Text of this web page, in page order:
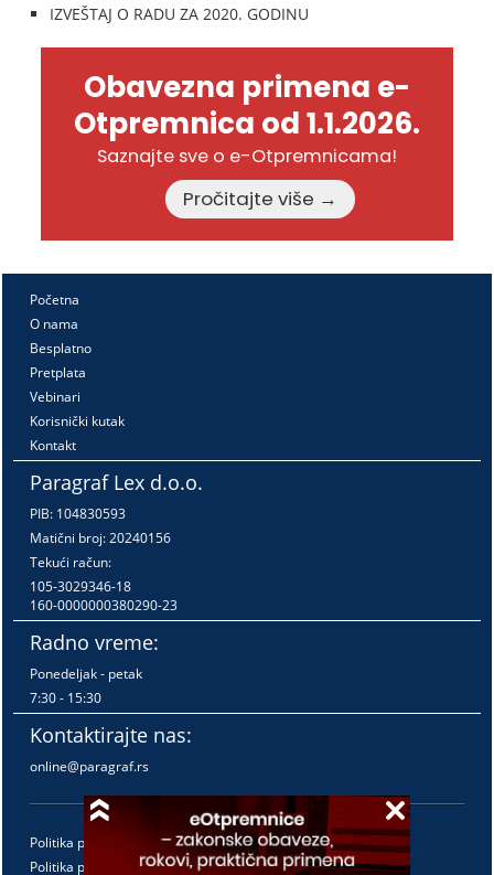
IZVEŠTAJ O RADU ZA 2020. GODINU
Obavezna primena e-
Otpremnica od 1.1.2026.
Saznajte sve o e-Otpremnicama!
Pročitajte više →
Početna
O nama
Besplatno
Pretplata
Vebinari
Korisnički kutak
Kontakt
Paragraf Lex d.o.o.
PIB: 104830593
Matični broj: 20240156
Tekući račun:
105-3029346-18
160-0000000380290-23
Radno vreme:
Ponedeljak - petak
7:30 - 15:30
Kontaktirajte nas:
online@paragraf.rs
Politika privatnosti
Politika pružanja usluga